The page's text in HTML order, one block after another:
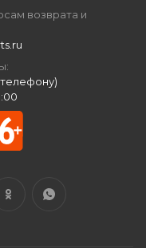
возврата и